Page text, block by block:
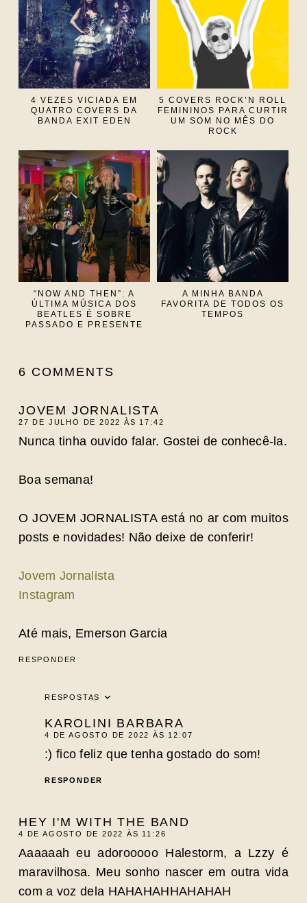
4 VEZES VICIADA EM
QUATRO COVERS DA
BANDA EXIT EDEN
5 COVERS ROCK’N ROLL
FEMININOS PARA CURTIR
UM SOM NO MÊS DO
ROCK
“NOW AND THEN”: A
ÚLTIMA MÚSICA DOS
BEATLES É SOBRE
PASSADO E PRESENTE
A MINHA BANDA
FAVORITA DE TODOS OS
TEMPOS
6 COMMENTS
JOVEM JORNALISTA
27 DE JULHO DE 2022 ÀS 17:42
Nunca tinha ouvido falar. Gostei de conhecê-la.
Boa semana!
O JOVEM JORNALISTA está no ar com muitos
posts e novidades! Não deixe de conferir!
Jovem Jornalista
Instagram
Até mais, Emerson Garcia
RESPONDER
RESPOSTAS
KAROLINI BARBARA
4 DE AGOSTO DE 2022 ÀS 12:07
:) fico feliz que tenha gostado do som!
RESPONDER
HEY I'M WITH THE BAND
4 DE AGOSTO DE 2022 ÀS 11:26
Aaaaaah eu adorooooo Halestorm, a Lzzy é
maravilhosa. Meu sonho nascer em outra vida
com a voz dela HAHAHAHHAHAHAH